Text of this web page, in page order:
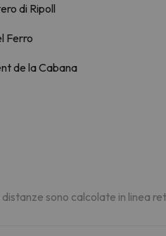
di Ripoll
Ferro
de la Cabana
distanze sono calcolate in linea